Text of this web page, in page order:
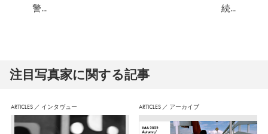
警...
続...
注⽬写真家に関する記事
ARTICLES ／ インタヴュー ARTICLES ／ アーカイブ